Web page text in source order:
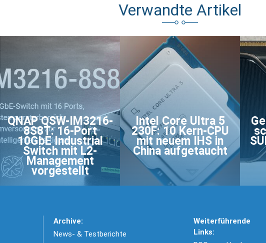
Verwandte Artikel
QNAP QSW-IM3216-
8S8T: 16-Port
10GbE Industrial
Switch mit L2-
Management
vorgestellt
Intel Core Ultra 5
230F: 10 Kern-CPU
mit neuem IHS in
China aufgetaucht
Archive:
News- & Testberichte
Weiterführende
Links: